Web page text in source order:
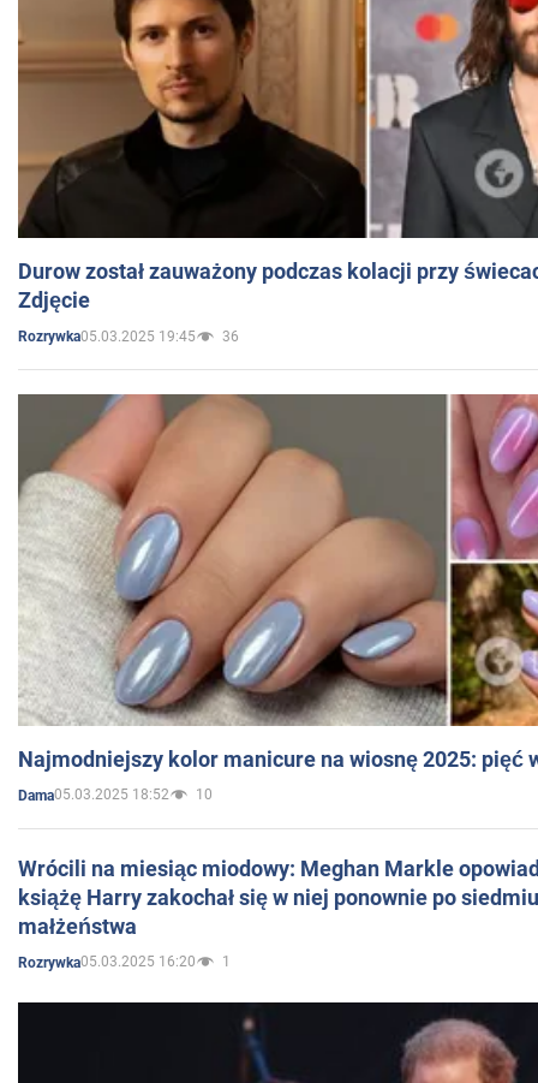
Durow został zauważony podczas kolacji przy
Zdjęcie
Rozrywka05.03.2025 19:45 36
Najmodniejszy kolor manicure na wiosnę 2025: pięć
Dama05.03.2025 18:52 10
Wrócili na miesiąc miodowy: Meghan Markle
książę Harry zakochał się w niej ponownie po
małżeństwa
Rozrywka05.03.2025 16:20 1